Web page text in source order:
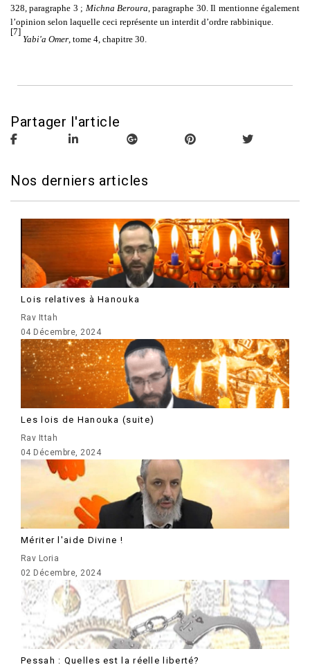
328, paragraphe 3 ; Michna Beroura , paragraphe 30. Il mentionne également
l’opinion selon laquelle ceci représente un interdit d’ordre rabbinique.
[7]
Yabi'a Omer, tome 4, chapitre 30.
Partager l'article
Nos derniers articles
Lois relatives à Hanouka
Rav Ittah
04 Décembre, 2024
Les lois de Hanouka (suite)
Rav Ittah
04 Décembre, 2024
Mériter l'aide Divine !
Rav Loria
02 Décembre, 2024
Pessah : Quelles est la réelle liberté?